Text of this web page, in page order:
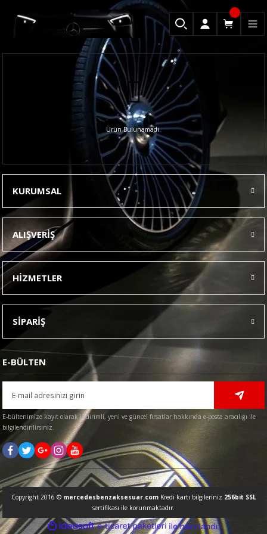
Ürün Bulunamadı.
KURUMSAL
ALIŞVERİŞ
HİZMETLER
SİPARİŞ
E-BÜLTEN
E-bültenimize kayıt olarak indirimli, yeni ve güncel fırsatlar hakkında e-posta aracılığı ile
bilgilendirilirsiniz.
Copyright 2016 © mercedesbenzaksesuar.comKredi kartı bilgileriniz 256bit SSL
sertifikası ile korunmaktadır.
ideasoft
e-
ile